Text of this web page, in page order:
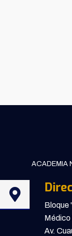
ACADEMIA
Bloque
Médico
Av.